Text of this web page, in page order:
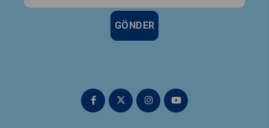
GÖNDER